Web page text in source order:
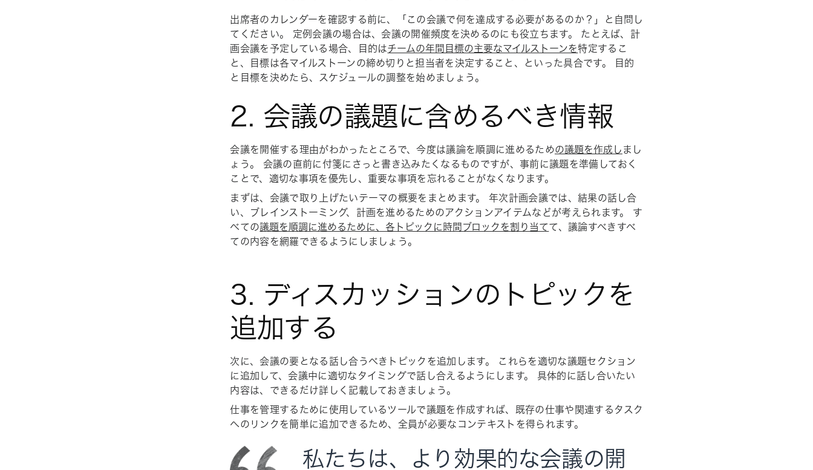
出席者のカレンダーを確認する前に、「この会議で何を達成する必要があるのか？」と自問し
てください。 定例会議の場合は、会議の開催頻度を決めるのにも役立ちます。 たとえば、計
画会議を予定している場合、目的はチームの年間目標の主要なマイルストーンを特定するこ
と、目標は各マイルストーンの締め切りと担当者を決定すること、といった具合です。 目的
と目標を決めたら、スケジュールの調整を始めましょう。
2. 会議の議題に含めるべき情報
会議を開催する理由がわかったところで、今度は議論を順調に進めるための議題を作成し まし
ょう。 会議の直前に付箋にさっと書き込みたくなるものですが、事前に議題を準備しておく
ことで、適切な事項を優先し、重要な事項を忘れることがなくなります。
まずは、会議で取り上げたいテーマの概要をまとめます。 年次計画会議では、結果の話し合
い、ブレインストーミング、計画を進めるためのアクションアイテムなどが考えられます。 す
べての議題を順調に進めるために、各トピックに時間ブロックを割り当てて、議論すべきすべ
ての内容を網羅できるようにしましょう。
3. ディスカッションのトピックを
追加する
次に、会議の要となる話し合うべきトピックを追加します。 これらを適切な議題セクション
に追加して、会議中に適切なタイミングで話し合えるようにします。 具体的に話し合いたい
内容は、できるだけ詳しく記載しておきましょう。
仕事を管理するために使用しているツールで議題を作成すれば、既存の仕事や関連するタスク
へのリンクを簡単に追加できるため、全員が必要なコンテキストを得られます。
私たちは、より効果的な会議の開